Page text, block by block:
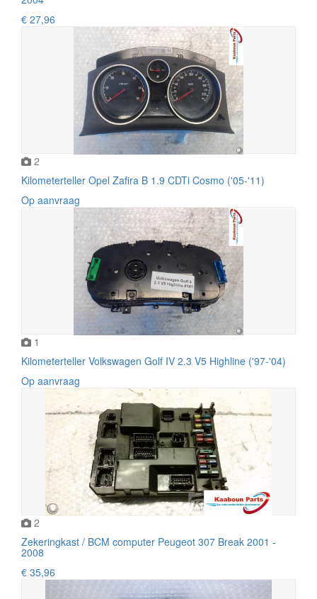
€ 27,96
2
Kilometerteller Opel Zafira B 1.9 CDTi Cosmo ('05-'11)
Op aanvraag
1
Kilometerteller Volkswagen Golf IV 2.3 V5 Highline ('97-'04)
Op aanvraag
2
Zekeringkast / BCM computer Peugeot 307 Break 2001 -
2008
€ 35,96